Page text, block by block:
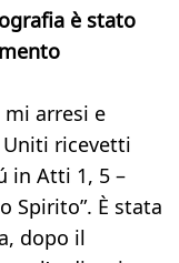
è stato
arresi e
ricevetti
in Atti 1, 5 –
Spirito”. È stata
dopo il